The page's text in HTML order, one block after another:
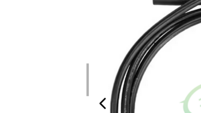
PREVIOUS_SLIDE